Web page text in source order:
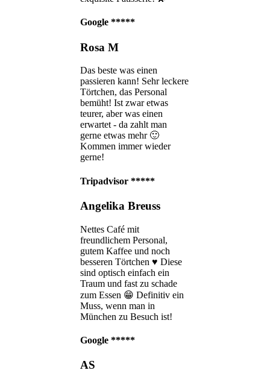
Google *****
Rosa M
Das beste was einen
passieren kann! Sehr leckere
Törtchen, das Personal
bemüht! Ist zwar etwas
teurer, aber was einen
erwartet - da zahlt man
gerne etwas mehr 🙂
Kommen immer wieder
gerne!
Tripadvisor *****
Angelika Breuss
Nettes Café mit
freundlichem Personal,
gutem Kaffee und noch
besseren Törtchen ♥️ Diese
sind optisch einfach ein
Traum und fast zu schade
zum Essen 😁 Definitiv ein
Muss, wenn man in
München zu Besuch ist!
Google *****
AS